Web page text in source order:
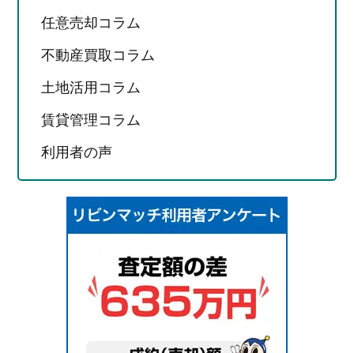
任意売却コラム
不動産買取コラム
土地活用コラム
賃貸管理コラム
利用者の声